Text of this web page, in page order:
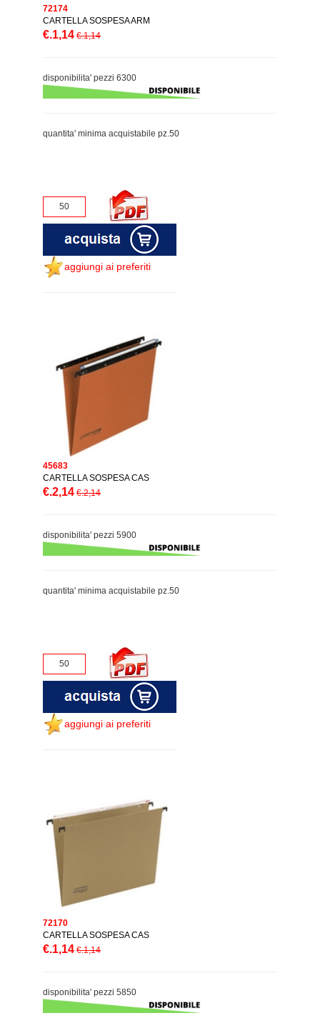
72174
CARTELLA SOSPESA ARM
€.1,14 €.1,14
disponibilita' pezzi 6300
quantita' minima acquistabile pz.50
aggiungi ai preferiti
45683
CARTELLA SOSPESA CAS
€.2,14 €.2,14
disponibilita' pezzi 5900
quantita' minima acquistabile pz.50
aggiungi ai preferiti
72170
CARTELLA SOSPESA CAS
€.1,14 €.1,14
disponibilita' pezzi 5850